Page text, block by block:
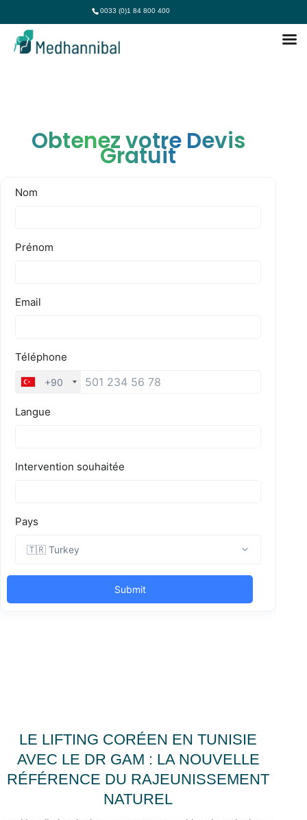
0033 (0)1 84 800 400
Obtenez votre Devis
Gratuit
LE LIFTING CORÉEN EN TUNISIE
AVEC LE DR GAM : LA NOUVELLE
RÉFÉRENCE DU RAJEUNISSEMENT
NATUREL